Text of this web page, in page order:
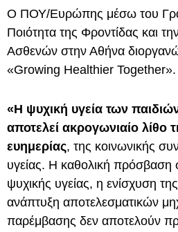
Ο ΠΟΥ/Ευρώπης μέσω του
Ποιότητα της Φροντίδας και
Ασθενών στην Αθήνα
«Growing Healthier Together».
«Η ψυχική υγεία των
αποτελεί ακρογωνιαίο λίθο
ευημερίας, της κοινωνικής
υγείας. Η καθολική πρόσβαση
ψυχικής υγείας, η ενίσχυση
ανάπτυξη αποτελεσματικών
παρέμβασης δεν αποτελούν